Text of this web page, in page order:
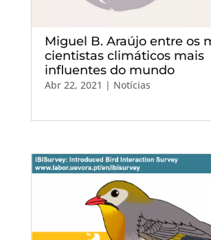
Miguel B. Araújo entre os
cientistas climáticos mais
influentes do mundo
Abr 22, 2021 | Notícias